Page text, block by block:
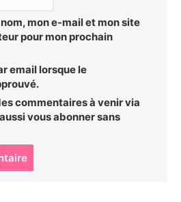
mon e-mail et mon site
pour mon prochain
email lorsque le
commentaires à venir via
vous abonnersans